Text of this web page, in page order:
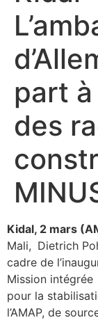
part à
des
Kidal, 2 mars
Mali, Dietrich
cadre de
Mission
pour la
l’AMAP, de